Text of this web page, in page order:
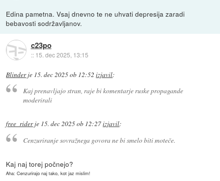
Edina pametna. Vsaj dnevno te ne uhvati depresija zaradi
bebavosti sodržavljanov.
c23po
:: 15. dec 2025, 13:15
Blinderje 15. dec 2025 ob 12:52 izjavil:
Kaj prenavljajo stran, raje bi komentarje ruske propagande
moderirali
free_riderje 15. dec 2025 ob 12:27izjavil:
Cenzuriranje sovražnega govora ne bi smelo biti moteče.
Kaj naj torej počnejo?
Aha: Cenzurirajo naj tako, kot jaz mislim!